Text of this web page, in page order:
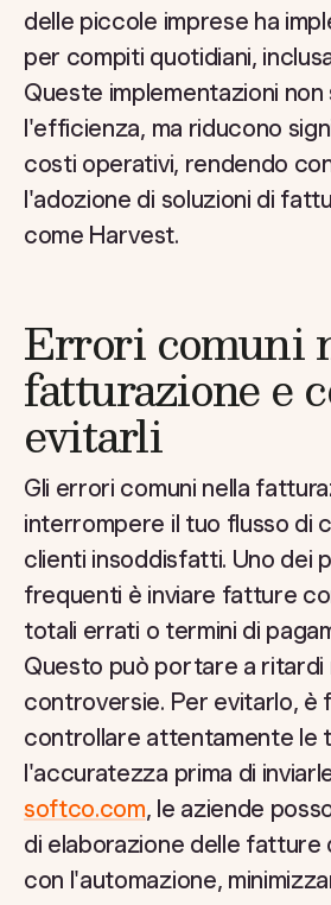
delle piccole imprese ha
per compiti quotidiani,
Queste implementazioni non
l'efficienza, ma riducono
costi operativi, rendendo
l'adozione di soluzioni di
come Harvest.
Errori comuni
fatturazione e
evitarli
Gli errori comuni nella
interrompere il tuo flusso di
clienti insoddisfatti. Uno dei
frequenti è inviare fatture
totali errati o termini di
Questo può portare a ritardi
controversie. Per evitarlo, è
controllare attentamente le
l'accuratezza prima di
softco.com, le aziende
di elaborazione delle fatture
con l'automazione,